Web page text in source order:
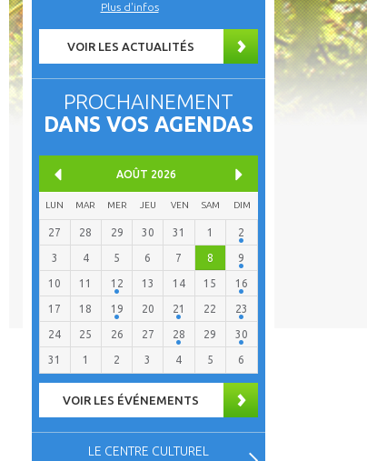
Plus d'infos
VOIR LES ACTUALITÉS
PROCHAINEMENT
DANS VOS AGENDAS
AOÛT 2026
LUN MAR MER JEU VEN SAM DIM
27 28 29 30 31 1 2
3 4 5 6 7 8 9
10 11 12 13 14 15 16
17 18 19 20 21 22 23
24 25 26 27 28 29 30
31 1 2 3 4 5 6
VOIR LES ÉVÉNEMENTS
LE CENTRE CULTUREL